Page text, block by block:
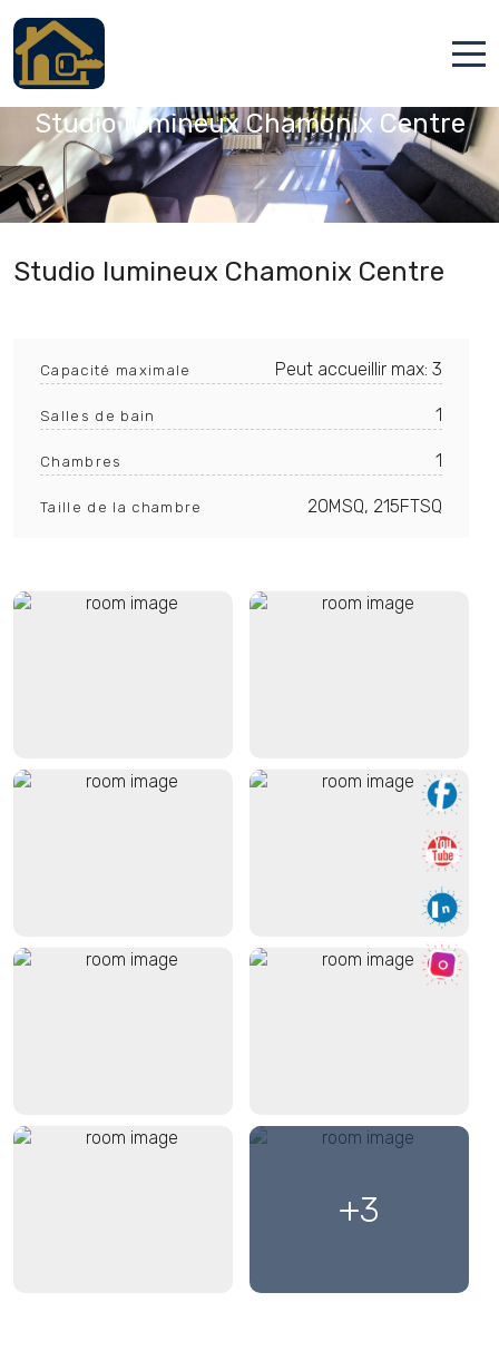
Accueil
Locations
Services
Qui sommes nous
Français
Studio lumineux Chamonix Centre
Studio lumineux Chamonix Centre
Capacité maximale Peut accueillir max: 3
Salles de bain 1
Chambres 1
Taille de la chambre 20MSQ, 215FTSQ
Vue de l'appartement
Cuisine, Table à Manger
+3